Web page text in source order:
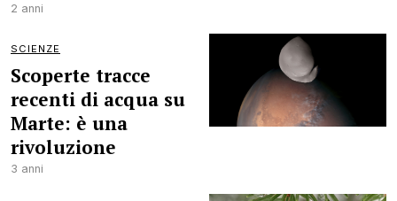
2 anni
SCIENZE
Scoperte tracce
recenti di acqua su
Marte: è una
rivoluzione
3 anni